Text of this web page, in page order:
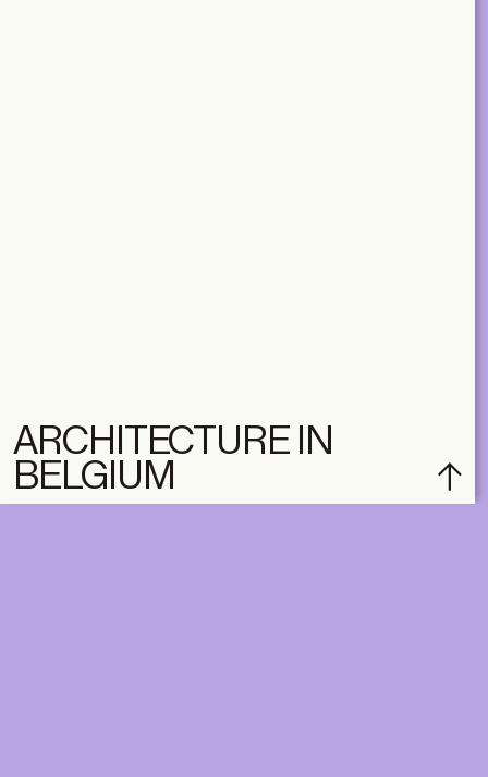
ARCHITECTURE IN
BELGIUM